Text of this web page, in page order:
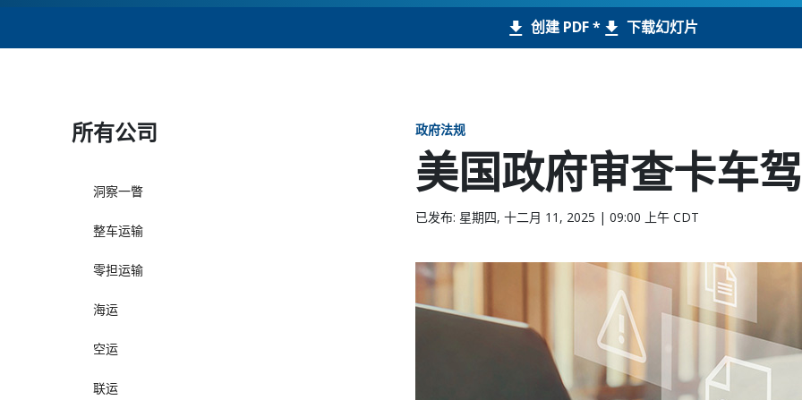
创建 PDF * 下载幻灯片
所有公司
洞察一瞥
整车运输
零担运输
海运
空运
联运
政府法规
美国政府审查卡车
已发布: 星期四, 十二月 11, 2025 | 09:00 上午 CDT